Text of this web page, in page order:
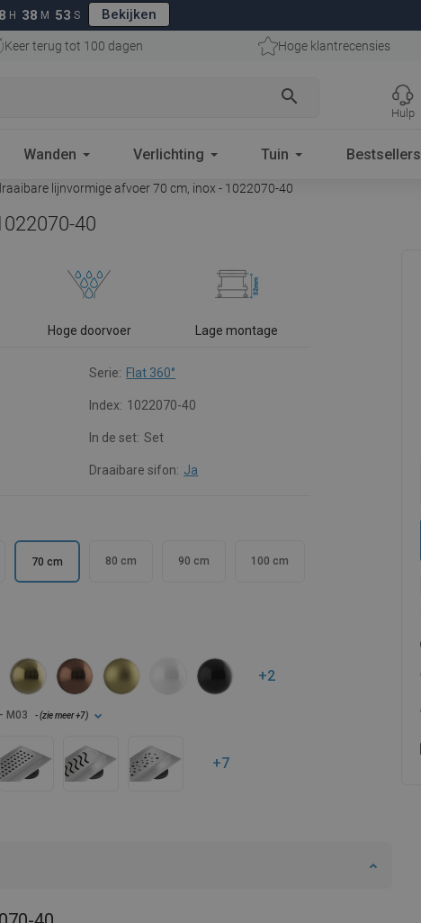
H 38 M 52 S Bekijken
Keer terug tot 100 dagen Hoge klantrecensies
search
Hulp
Wanden Verlichting Tuin Bestsellers
lijnvormige afvoer 70 cm, inox - 1022070-40
40
Hoge doorvoer Lage montage
Serie: Flat 360°
Index: 1022070-40
In de set: Set
Draaibare sifon: Ja
70 cm 80 cm 90 cm 100 cm
+2
- M03 - (zie meer+7)
+7